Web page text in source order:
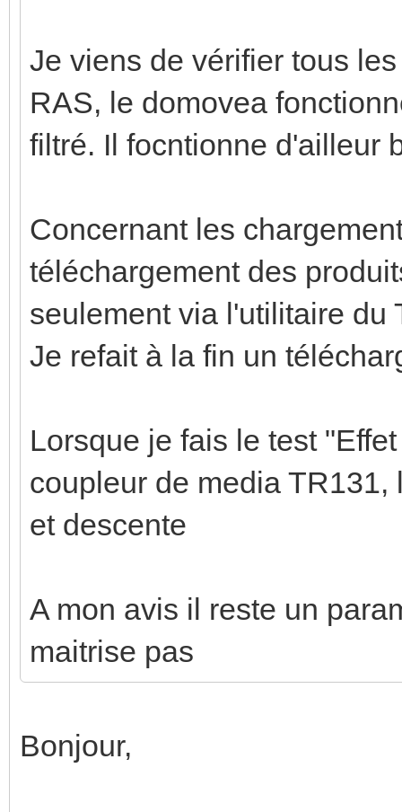
Je viens de vérifier tous
RAS, le domovea
filtré. Il focntionne d'ailleur
Concernant les
téléchargement des
seulement via l'utilitaire du
Je refait à la fin un
Lorsque je fais le test
coupleur de media
et descente
A mon avis il reste un
maitrise pas
Bonjour,